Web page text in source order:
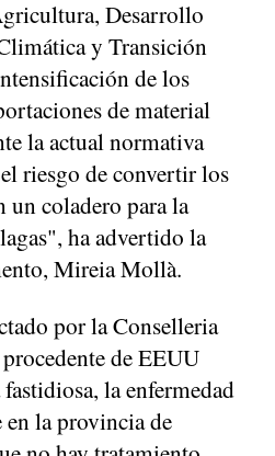
Desarrollo
y Transición
de los
de material
la actual normativa
riesgo de convertir los
un coladero para la
ha advertido la
Mireia Mollà.
por la Conselleria
de EEUU
la enfermedad
en la provincia de